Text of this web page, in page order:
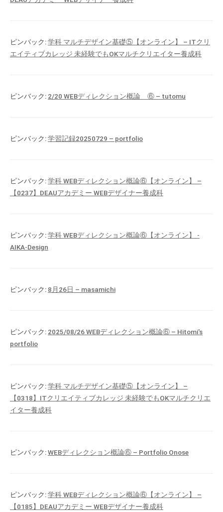
ピンバック:学科 マルチデザイン基礎⑤【オンライン】 – ITクリ
エイティブカレッジ 未経験でもOKマルチクリエイター養成科
ピンバック: 2/20 WEBディレクション概論 ⑥ – tutomu
ピンバック:学習記録20250729 – portfolio
ピンバック:学科 WEBディレクション概論⑥【オンライン】 –
【0237】DEAUアカデミー WEBデザイナー養成科
ピンバック:学科 WEBディレクション概論⑥【オンライン】 -
AIKA-Design
ピンバック: 8月26日 – masamichi
ピンバック: 2025/08/26 WEBディレクション概論⑥ – Hitomi's
portfolio
ピンバック:学科 マルチデザイン基礎⑤【オンライン】 –
【0318】ITクリエイティブカレッジ 未経験でもOKマルチクリエ
イター養成科
ピンバック:WEBディレクション概論⑥ – Portfolio Onose
ピンバック:学科 WEBディレクション概論⑥【オンライン】 –
【0185】DEAUアカデミー WEBデザイナー養成科